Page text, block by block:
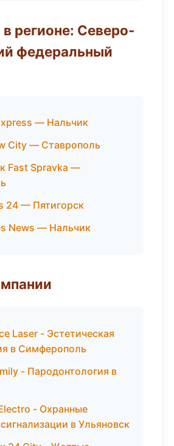
регионе: Северо-
федеральный
— Нальчик
City — Ставрополь
Fast Spravka —
24 — Пятигорск
News — Нальчик
Laser - Эстетическая
в Симферополь
- Пародонтология в
- Охранные
в Ульяновск